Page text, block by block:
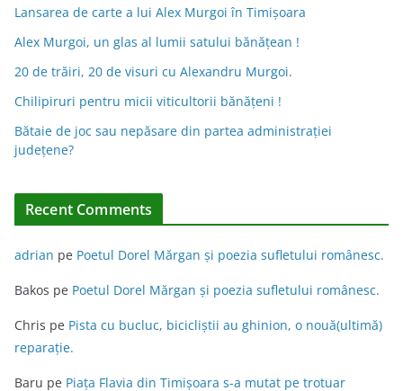
Lansarea de carte a lui Alex Murgoi în Timișoara
Alex Murgoi, un glas al lumii satului bănățean !
20 de trăiri, 20 de visuri cu Alexandru Murgoi.
Chilipiruri pentru micii viticultorii bănăţeni !
Bătaie de joc sau nepăsare din partea administraţiei
judeţene?
Recent Comments
adrian pe Poetul Dorel Mărgan şi poezia sufletului românesc.
Bakos pe Poetul Dorel Mărgan şi poezia sufletului românesc.
Chris pe Pista cu bucluc, bicicliștii au ghinion, o nouă(ultimă)
reparație.
Baru pe Piața Flavia din Timişoara s-a mutat pe trotuar